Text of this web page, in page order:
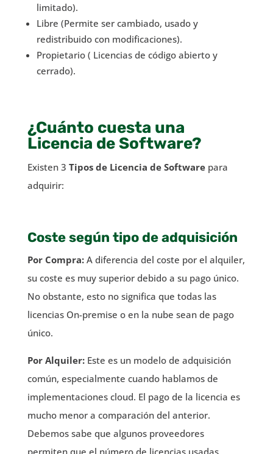
limitado).
Libre (Permite ser cambiado, usado y
redistribuido con modificaciones).
Propietario ( Licencias de código abierto y
cerrado).
¿Cuánto cuesta una
Licencia de Software?
Existen 3 Tipos de Licencia de Softwarepara
adquirir:
Coste según tipo de adquisición
Por Compra:A diferencia del coste por el alquiler,
su coste es muy superior debido a su pago único.
No obstante, esto no significa que todas las
licencias On-premise o en la nube sean de pago
único.
Por Alquiler:Este es un modelo de adquisición
común, especialmente cuando hablamos de
implementaciones cloud. El pago de la licencia es
mucho menor a comparación del anterior.
Debemos sabe que algunos proveedores
permiten que el número de licencias usadas